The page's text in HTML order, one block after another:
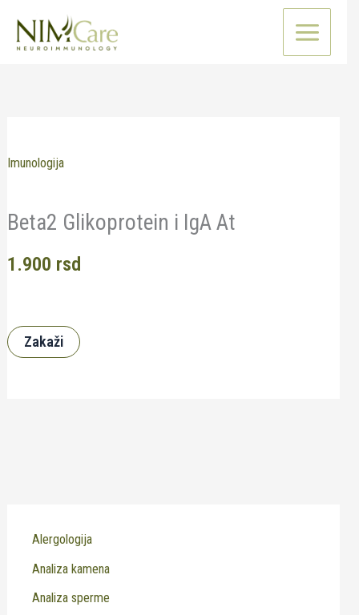
Imunologija
Beta2 Glikoprotein i IgA At
1.900 rsd
Zakaži
Alergologija
Analiza kamena
Analiza sperme